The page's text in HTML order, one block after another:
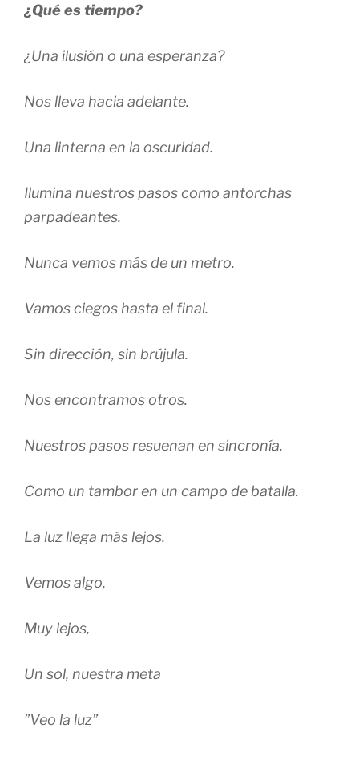
¿Qué es tiempo?
¿Una ilusión o una esperanza?
Nos lleva hacia adelante.
Una linterna en la oscuridad.
Ilumina nuestros pasos como antorchas
parpadeantes.
Nunca vemos más de un metro.
Vamos ciegos hasta el final.
Sin dirección, sin brújula.
Nos encontramos otros.
Nuestros pasos resuenan en sincronía.
Como un tambor en un campo de batalla.
La luz llega más lejos.
Vemos algo,
Muy lejos,
Un sol, nuestra meta
”Veo la luz”